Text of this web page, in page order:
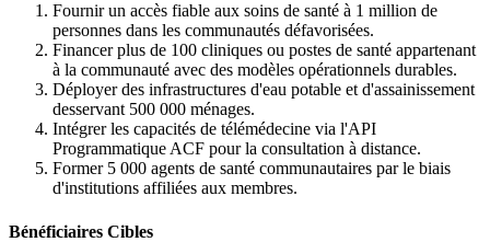
Fournir un accès fiable aux soins de santé à 1 million de
personnes dans les communautés défavorisées.
Financer plus de 100 cliniques ou postes de santé appartenant
à la communauté avec des modèles opérationnels durables.
Déployer des infrastructures d'eau potable et d'assainissement
desservant 500 000 ménages.
Intégrer les capacités de télémédecine via l'API
Programmatique ACF pour la consultation à distance.
Former 5 000 agents de santé communautaires par le biais
d'institutions affiliées aux membres.
Bénéficiaires Cibles